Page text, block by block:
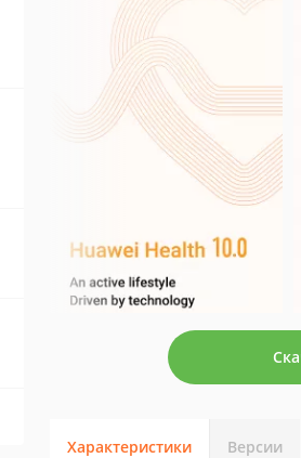
Характеристики Версии